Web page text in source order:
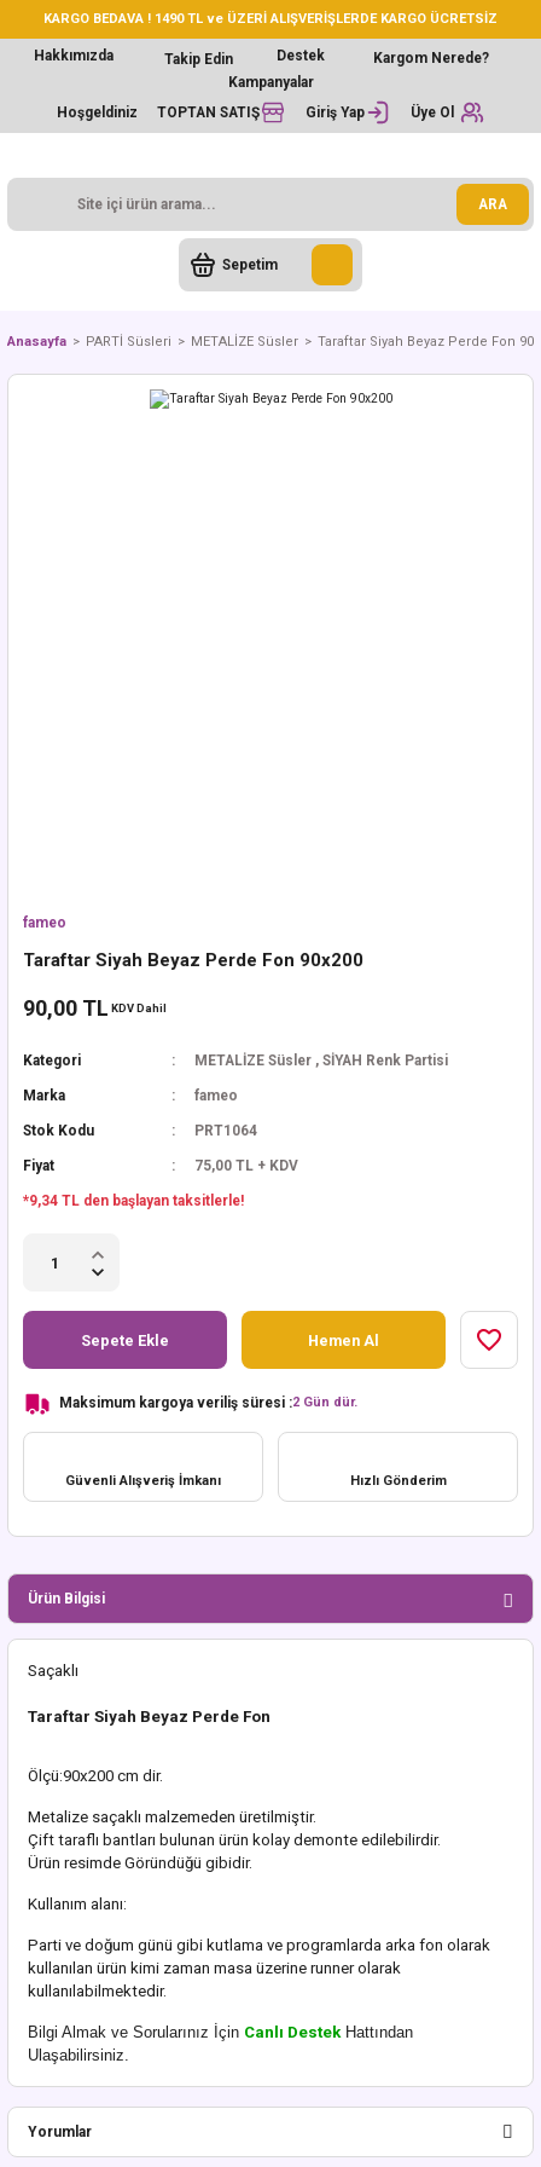
KARGO BEDAVA ! 1490 TL ve ÜZERİ ALIŞVERİŞLERDE KARGO ÜCRETSİZ
Hakkımızda Takip Edin Destek
Kargom Nerede?
Kampanyalar
Hoşgeldiniz
TOPTAN SATIŞ Giriş Yap Üye Ol
ARA
Sepetim
Anasayfa PARTİ Süsleri METALİZE Süsler Taraftar Siyah Beyaz Perde Fon
fameo
Taraftar Siyah Beyaz Perde Fon 90x200
90,00 TL KDV Dahil
Kategori METALİZE Süsler , SİYAH Renk Partisi
Marka fameo
Stok Kodu PRT1064
Fiyat 75,00 TL + KDV
*9,34 TL den başlayan taksitlerle!
Sepete Ekle Hemen Al
Maksimum kargoya veriliş süresi :2 Gün dür.
Güvenli Alışveriş İmkanı Hızlı Gönderim
Ürün Bilgisi
Saçaklı
Taraftar Siyah Beyaz Perde Fon
Ölçü:90x200 cm dir.
Metalize saçaklı malzemeden üretilmiştir.
Çift taraflı bantları bulunan ürün kolay demonte edilebilirdir.
Ürün resimde Göründüğü gibidir.
Kullanım alanı:
Parti ve doğum günü gibi kutlama ve programlarda arka fon olarak
kullanılan ürün kimi zaman masa üzerine runner olarak
kullanılabilmektedir.
Bilgi Almak ve Sorularınız İçin Canlı DestekHattından
Ulaşabilirsiniz.
Yorumlar